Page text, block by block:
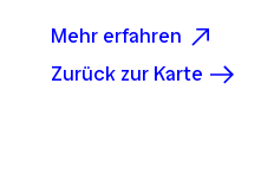
Mehr erfahren
Zurück zur Karte